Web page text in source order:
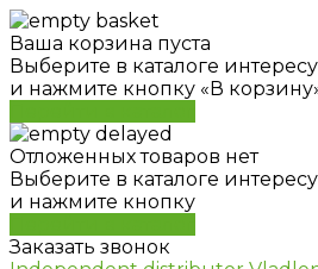
Ваша корзина пуста
Выберите в каталоге
и нажмите кнопку «В
Отложенных товаров нет
Выберите в каталоге
и нажмите кнопку
Заказать звонок